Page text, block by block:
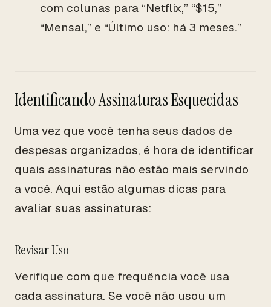
com colunas para “Netflix,” “$15,”
“Mensal,” e “Último uso: há 3 meses.”
Identificando Assinaturas Esquecidas
Uma vez que você tenha seus dados de
despesas organizados, é hora de identificar
quais assinaturas não estão mais servindo
a você. Aqui estão algumas dicas para
avaliar suas assinaturas:
Revisar Uso
Verifique com que frequência você usa
cada assinatura. Se você não usou um